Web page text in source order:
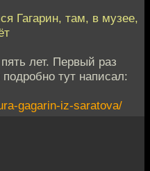
Гагарин, там, в музее,
лет. Первый раз
тут написал:
gagarin-iz-saratova/